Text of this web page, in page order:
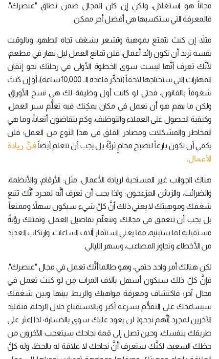
مجاناً هو استغلال، ولكن إن كان المجال ضمن نطاق "عنصرك"،
فالمعرفة التي ستكسبها هي أفضل أجر ممكن.
مثلاً: إن كنتَ تتمتع بموهبة وتشعر بشغف تجاه الطهو، وبالوقت
نفسه تريد أن تكون رائد أعمال، فلن تمانع العمل ليل نهار في مطعم،
لأنَّك تعرف أنَّها ليست سوى الخطوة الأولى في رحلتك نحو إتقان
المهارات التي ستحتاجها لاحقاً (تذكَّر قاعدة الـ 10,000 ساعة)، أو إن كنتَ
شغوفاً بالقانون، فحتى لو كانت أول وظيفة لك هي نسخ الأوراق،
ولكن ما يهم هو أن تعمل في مكان يمكِنك فيه تعلُّم سير العمل،
وكيفية الحصول على العملاء والتوظيف، وكم يتقاضون أتعاباً، وما هي
المخاطر والمشكلات ومصادر القلق في هذا النوع من العمل؛ فلن
يكفي أن تكون بارعاً لتصبح محامٍ ثريَّاً؛ بل يجب أن تتعلم أيضاً فنَّ ريادة
الأعمال.
هناك الجوانب غير المستحبة لريادة الأعمال، مثل: الأرقام، والأنظمة،
والضرائب، والزبائن المزعجون؛ ولذا يجب أن تعرف أنَّه لمجرد أنَّك تتبع
شغفك وموهبتك لا يعني ذلك أنَّ كلَّ شيء سيكون سهلاً وممتعاً؛
بل يجب أن تتعمق في مجالك، وتتعلَّم تفاصيل العمل، وتمتلك رؤيةً
مستقبلية لما ستبنيه، مما يعني استثمار آلاف الساعات، وارتكاب العديد
من الأخطاء، وتجاوز المصاعب، وسهر الليالي.
لكن هنالك أمر واحد حتمي، وهو طالما أنَّك تعمل في مجال "عنصرك"،
فإنَّ كلَّ ذلك سيكون أسهل بآلاف المرات مِن لو كنتَ تعمل في
مجال آخر؛ فاكتشاف ومعرفة مواهبك والربط بينها وبين شغفك
سيساعدك على التقدُّم بسرعة أكبر وبالاستمتاع خلال الرحلة، فتقليد
الآخرين لمجرد أنَّهم نجحوا، لن يعود عليك سوى بالخسارة؛ لذا اعثر على
طريقك بنفسك، وحين تصل إلى قمة نجاحك سيتعجب الآخرون من
حظك السعيد، لكنَّك ستعرف أنَّ نجاحك لا علاقة له بالحظ، وله كلُّ